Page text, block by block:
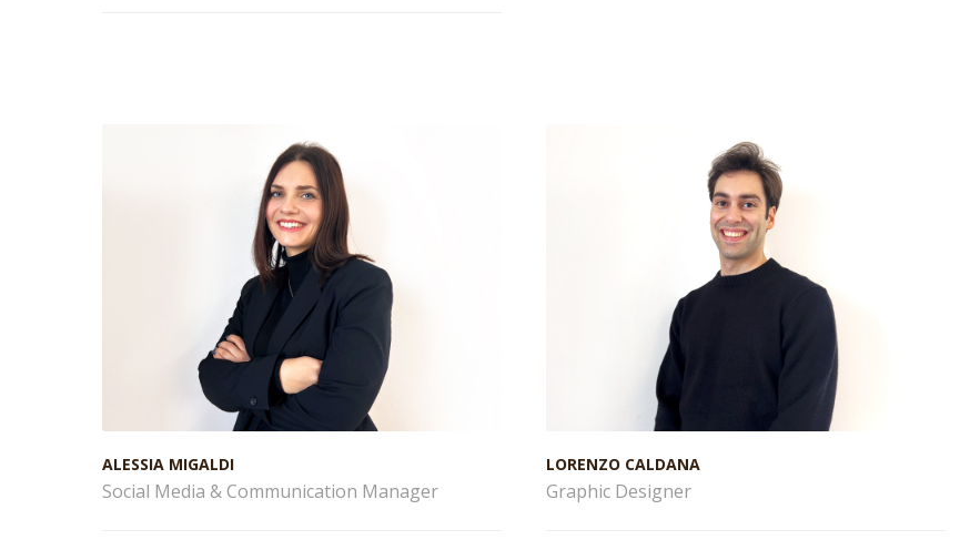
ALESSIA MIGALDI
Social Media & Communication Manager
LORENZO CALDANA
Graphic Designer